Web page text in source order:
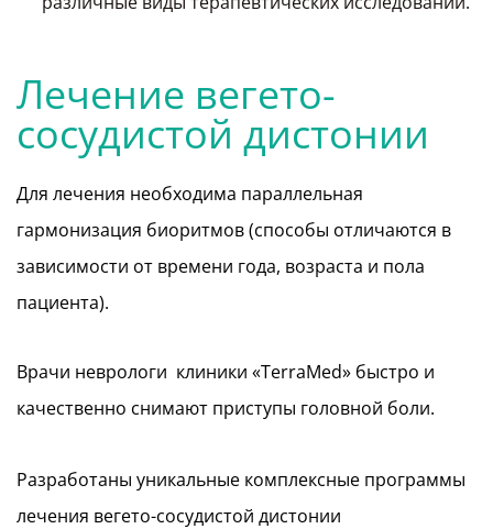
Лечение вегето-
сосудистой дистонии
Для лечения необходима параллельная
гармонизация биоритмов (способы отличаются в
зависимости от времени года, возраста и пола
пациента).
Врачи неврологи клиники «TerraMed» быстро и
качественно снимают приступы головной боли.
Разработаны уникальные комплексные программы
лечения вегето-сосудистой дистонии